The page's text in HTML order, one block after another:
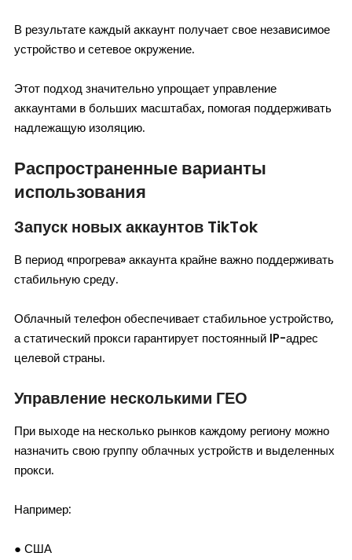
В результате каждый аккаунт получает свое независимое
устройство и сетевое окружение.
Этот подход значительно упрощает управление
аккаунтами в больших масштабах, помогая поддерживать
надлежащую изоляцию.
Распространенные варианты
использования
Запуск новых аккаунтов TikTok
В период «прогрева» аккаунта крайне важно поддерживать
стабильную среду.
Облачный телефон обеспечивает стабильное устройство,
а статический прокси гарантирует постоянный IP-адрес
целевой страны.
Управление несколькими ГЕО
При выходе на несколько рынков каждому региону можно
назначить свою группу облачных устройств и выделенных
прокси.
Например:
● США